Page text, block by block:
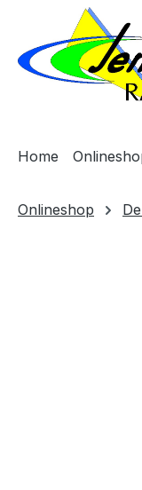
Hauptinhalt
Zur Suche springen
Zur
Home
Onlineshop